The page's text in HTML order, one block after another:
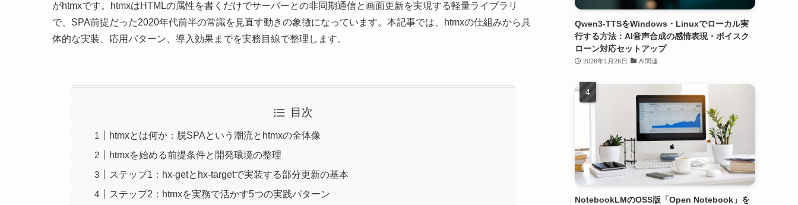
がhtmxです。htmxはHTMLの属性を書くだけでサーバーとの非同期通信と画面更新を実現する軽量ライブラリ
で、SPA前提だった2020年代前半の常識を見直す動きの象徴になっています。本記事では、htmxの仕組みから具
体的な実装、応用パターン、導入効果までを実務目線で整理します。
目次
htmxとは何か：脱SPAという潮流とhtmxの全体像
htmxを始める前提条件と開発環境の整理
ステップ1：hx-getとhx-targetで実装する部分更新の基本
ステップ2：htmxを実務で活かす5つの実践パターン
Qwen3-TTSをWindows・Linuxでローカル実
行する方法：AI音声合成の感情表現・ボイスク
ローン対応セットアップ
2026年1月26日 AI関連
NotebookLMのOSS版「Open Notebook」を